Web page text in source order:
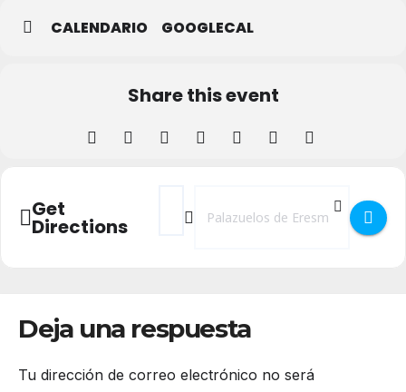
CALENDARIO GOOGLECAL
Share this event
Get
Directions
Address - Programación Navidad en
Destination Address -
Deja una respuesta
Tu dirección de correo electrónico no será